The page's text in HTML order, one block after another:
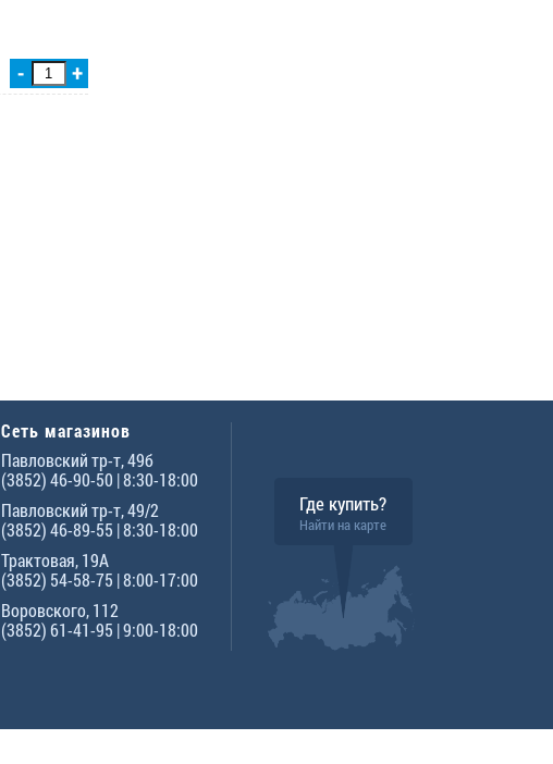
+
-
Сеть магазинов
Павловский тр-т, 49б
(3852) 46-90-50 | 8:30-18:00
Павловский тр-т, 49/2
(3852) 46-89-55 | 8:30-18:00
Трактовая, 19А
(3852) 54-58-75 | 8:00-17:00
Воровского, 112
(3852) 61-41-95 | 9:00-18:00
Где купить?
Найти на карте